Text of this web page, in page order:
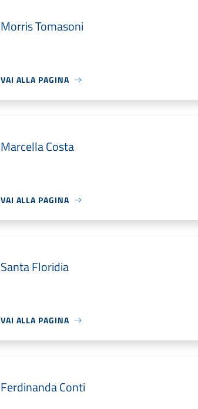
Morris Tomasoni
VAI ALLA PAGINA
Marcella Costa
VAI ALLA PAGINA
Santa Floridia
VAI ALLA PAGINA
Ferdinanda Conti